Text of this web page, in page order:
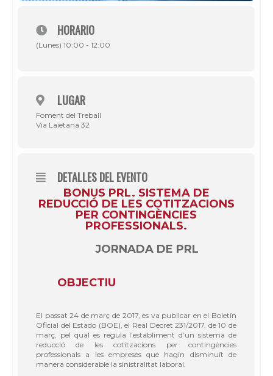
HORARIO
(Lunes) 10:00 - 12:00
LUGAR
Foment del Treball
Via Laietana 32
DETALLES DEL EVENTO
BONUS PRL. SISTEMA DE
REDUCCIÓ DE LES COTITZACIONS
PER CONTINGÈNCIES
PROFESSIONALS.
JORNADA DE PRL
OBJECTIU
El passat 24 de març de 2017, es va publicar en el Boletín
Oficial del Estado (BOE), el Real Decret 231/2017, de 10 de
març, pel qual es regula l’establiment d’un sistema de
reducció de les cotitzacions per contingències
professionals a les empreses que hagin disminuït de
manera considerable la sinistralitat laboral.